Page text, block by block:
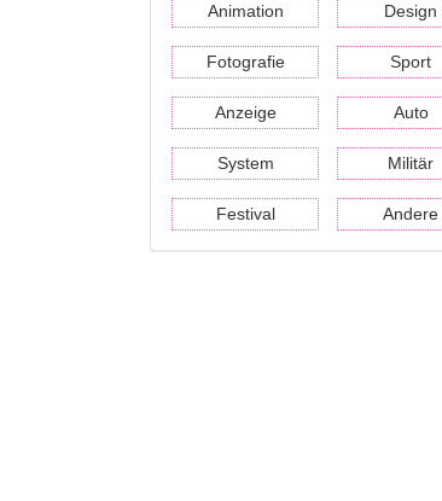
Animation Design
Fotografie Sport
Anzeige Auto
System Militär
Festival Andere